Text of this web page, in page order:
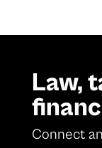
Law,
Connect